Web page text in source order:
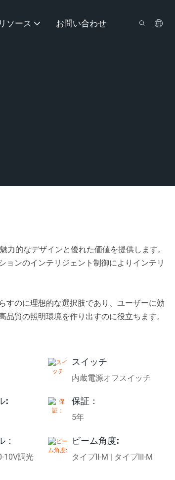
リソース お問い合わせ
力的なデザインと優れた価値を提供します。
ンのインテリジェント制御によりインテリ
すのに理想的な選択肢であり、ユーザーに効
質の照明環境を作り出すのに役立ちます。
スイッチ
内蔵電源オフスイッチ
: 保証：
5年
：
10V調光
ビーム角度:
タイプII-M | タイプIII-M